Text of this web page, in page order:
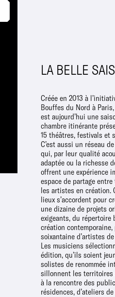
LA BELLE
Créée en 2013 à
Bouffes du Nord à
est aujourd’hui une
chambre itinérante
15 théâtres, festivals et
C’est aussi un réseau
qui, par leur qualité
adaptée ou la richesse
offrent une expérience
espace de partage
les artistes en création.
lieux s’accordent pour
une dizaine de projets
exigeants, du répertoire
création
soixantaine d’artistes
Les musiciens
édition, qu’ils soient
solistes de renommée
sillonnent les territoires
à la rencontre des
résidences, d’ateliers
de pratique musicale,
concerts d’exception.
donne ainsi lieu à une
de rideau chaque
d’éducation
associeront les artistes
édition à plusieurs
sur l’ensemble des
dans le cadre d’une
Coulommiers. La
partenaire du
Supérieur de Musique
Concours International de
Chambre de Lyon dans
mission de
artistes. Depuis sa
Saison a vu naître une
de musique de chambre,
concerts sur tous les
moments forts